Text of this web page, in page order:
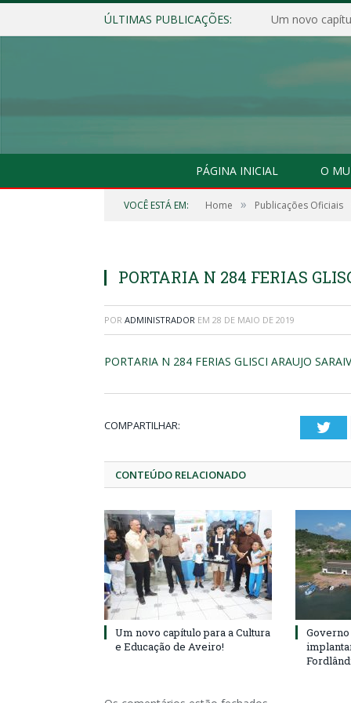
ÚLTIMAS PUBLICAÇÕES: Um novo
PÁGINA INICIAL O
VOCÊ ESTÁ EM: Home » Publicações Oficiais
PORTARIA N 284 FERIAS
POR ADMINISTRADOR EM 28 DE MAIO DE 2019
PORTARIA N 284 FERIAS GLISCI ARAUJO
COMPARTILHAR:
CONTEÚDO RELACIONADO
Um novo capítulo para a Cultura
e Educação de Aveiro!